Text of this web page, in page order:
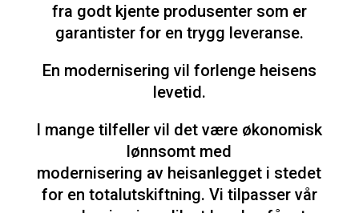
fra godt kjente produsenter som er
garantister for en trygg leveranse.
En modernisering vil forlenge heisens
levetid.
I mange tilfeller vil det være økonomisk
lønnsomt med
modernisering av heisanlegget i stedet
for en totalutskiftning. Vi tilpasser vår